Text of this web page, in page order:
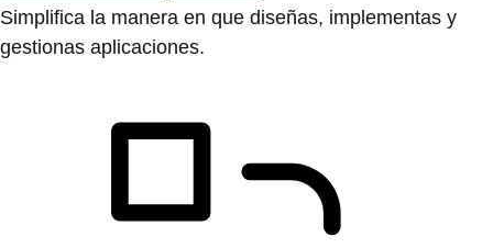
Simplifica la manera en que diseñas, implementas y
gestionas aplicaciones.